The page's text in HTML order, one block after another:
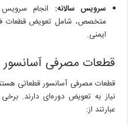
سرویس سالانه: انجام
متخصص، شامل تعویض قطعات
ایمنی.
قطعات مصرفی آسانسور
قطعات مصرفی آسانسور قطعاتی
نیاز به تعویض دوره‌ای دارند.
عبارتند از: